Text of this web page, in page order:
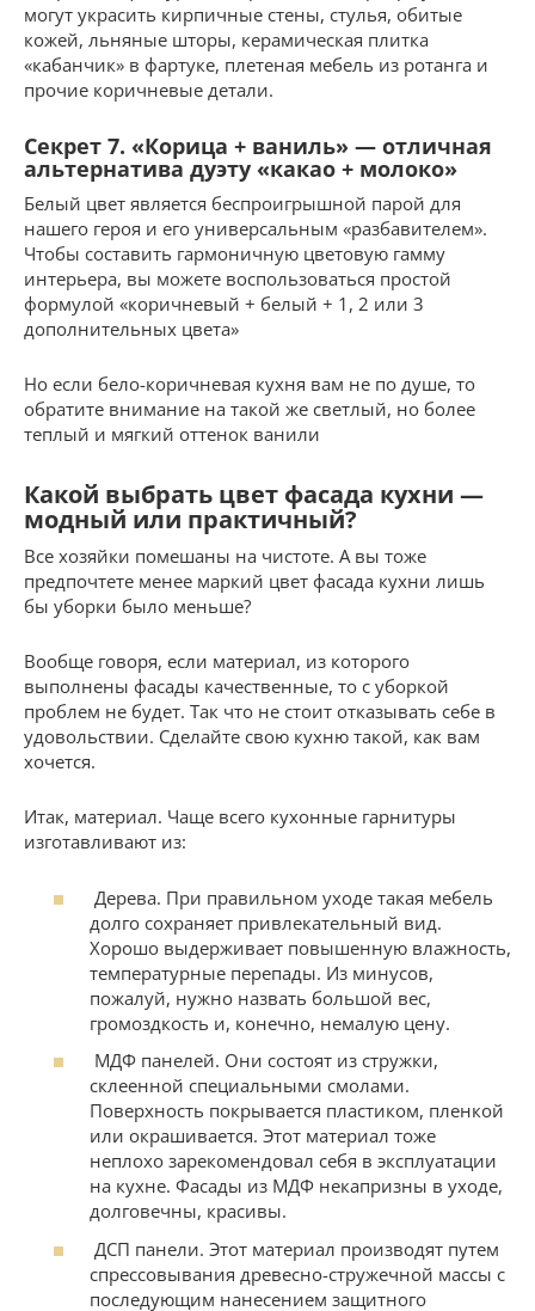
могут украсить кирпичные стены, стулья, обитые
кожей, льняные шторы, керамическая плитка
«кабанчик» в фартуке, плетеная мебель из ротанга и
прочие коричневые детали.
Секрет 7. «Корица + ваниль» — отличная
альтернатива дуэту «какао + молоко»
Белый цвет является беспроигрышной парой для
нашего героя и его универсальным «разбавителем».
Чтобы составить гармоничную цветовую гамму
интерьера, вы можете воспользоваться простой
формулой «коричневый + белый + 1, 2 или 3
дополнительных цвета»
Но если бело-коричневая кухня вам не по душе, то
обратите внимание на такой же светлый, но более
теплый и мягкий оттенок ванили
Какой выбрать цвет фасада кухни —
модный или практичный?
Все хозяйки помешаны на чистоте. А вы тоже
предпочтете менее маркий цвет фасада кухни лишь
бы уборки было меньше?
Вообще говоря, если материал, из которого
выполнены фасады качественные, то с уборкой
проблем не будет. Так что не стоит отказывать себе в
удовольствии. Сделайте свою кухню такой, как вам
хочется.
Итак, материал. Чаще всего кухонные гарнитуры
изготавливают из:
Дерева. При правильном уходе такая мебель
долго сохраняет привлекательный вид.
Хорошо выдерживает повышенную влажность,
температурные перепады. Из минусов,
пожалуй, нужно назвать большой вес,
громоздкость и, конечно, немалую цену.
МДФ панелей. Они состоят из стружки,
склеенной специальными смолами.
Поверхность покрывается пластиком, пленкой
или окрашивается. Этот материал тоже
неплохо зарекомендовал себя в эксплуатации
на кухне. Фасады из МДФ некапризны в уходе,
долговечны, красивы.
ДСП панели. Этот материал производят путем
спрессовывания древесно-стружечной массы с
последующим нанесением защитного